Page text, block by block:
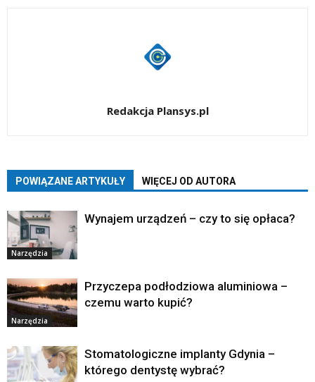
Redakcja Plansys.pl
POWIĄZANE ARTYKUŁY WIĘCEJ OD AUTORA
Narzędzia
Wynajem urządzeń – czy to się opłaca?
Narzędzia
Przyczepa podłodziowa aluminiowa –
czemu warto kupić?
Stomatologiczne implanty Gdynia –
którego dentystę wybrać?